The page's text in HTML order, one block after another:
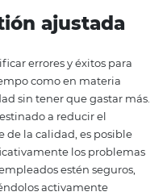
una
de crisis necesita